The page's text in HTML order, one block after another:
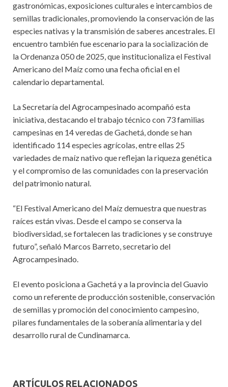
gastronómicas, exposiciones culturales e intercambios de
semillas tradicionales, promoviendo la conservación de las
especies nativas y la transmisión de saberes ancestrales. El
encuentro también fue escenario para la socialización de
la Ordenanza 050 de 2025, que institucionaliza el Festival
Americano del Maíz como una fecha oficial en el
calendario departamental.
La Secretaría del Agrocampesinado acompañó esta
iniciativa, destacando el trabajo técnico con 73 familias
campesinas en 14 veredas de Gachetá, donde se han
identificado 114 especies agrícolas, entre ellas 25
variedades de maíz nativo que reflejan la riqueza genética
y el compromiso de las comunidades con la preservación
del patrimonio natural.
“El Festival Americano del Maíz demuestra que nuestras
raíces están vivas. Desde el campo se conserva la
biodiversidad, se fortalecen las tradiciones y se construye
futuro”, señaló Marcos Barreto, secretario del
Agrocampesinado.
El evento posiciona a Gachetá y a la provincia del Guavio
como un referente de producción sostenible, conservación
de semillas y promoción del conocimiento campesino,
pilares fundamentales de la soberanía alimentaria y del
desarrollo rural de Cundinamarca.
ARTÍCULOS RELACIONADOS